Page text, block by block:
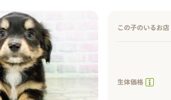
この子のいるお店
生体価格